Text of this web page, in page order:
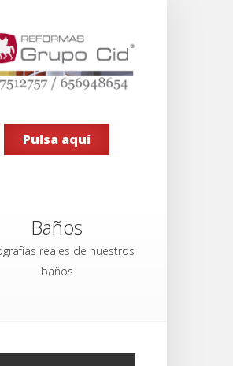
Pulsa aquí
Baños
reales de nuestros
baños